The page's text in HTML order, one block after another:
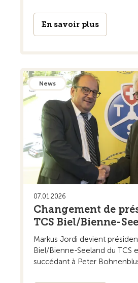
En savoir plus
News
07.01.2026
Changement de
TCS Biel/Bienne-
Markus Jordi devient
Biel/Bienne-Seeland du TCS
succédant à Peter